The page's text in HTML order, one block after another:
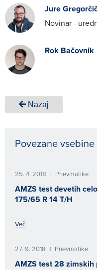
Jure
Novinar -
Rok Bačovnik
Nazaj
Povezane vsebine
25. 4. 2018 | Pnevmatike
AMZS test devetih
175/65 R 14 T/H
Več
27. 9. 2018 | Pnevmatike
AMZS test 28